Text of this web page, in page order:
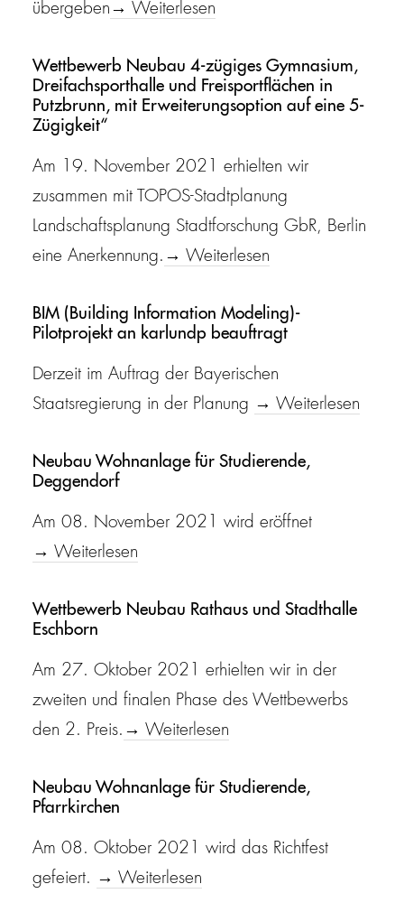
übergeben → Weiterlesen
Wettbewerb Neubau 4-zügiges Gymnasium,
Dreifachsporthalle und Freisportflächen in
Putzbrunn, mit Erweiterungsoption auf eine 5-
Zügigkeit“
Am 19. November 2021 erhielten wir
zusammen mit TOPOS-Stadtplanung
Landschaftsplanung Stadtforschung GbR, Berlin
eine Anerkennung. → Weiterlesen
BIM (Building Information Modeling)-
Pilotprojekt an karlundp beauftragt
Derzeit im Auftrag der Bayerischen
Staatsregierung in der Planung → Weiterlesen
Neubau Wohnanlage für Studierende,
Deggendorf
Am 08. November 2021 wird eröffnet
→ Weiterlesen
Wettbewerb Neubau Rathaus und Stadthalle
Eschborn
Am 27. Oktober 2021 erhielten wir in der
zweiten und finalen Phase des Wettbewerbs
den 2. Preis. → Weiterlesen
Neubau Wohnanlage für Studierende,
Pfarrkirchen
Am 08. Oktober 2021 wird das Richtfest
gefeiert. → Weiterlesen